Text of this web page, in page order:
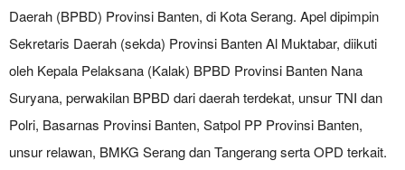
Daerah (BPBD) Provinsi Banten, di Kota Serang. Apel dipimpin
Sekretaris Daerah (sekda) Provinsi Banten Al Muktabar, diikuti
oleh Kepala Pelaksana (Kalak) BPBD Provinsi Banten Nana
Suryana, perwakilan BPBD dari daerah terdekat, unsur TNI dan
Polri, Basarnas Provinsi Banten, Satpol PP Provinsi Banten,
unsur relawan, BMKG Serang dan Tangerang serta OPD terkait.